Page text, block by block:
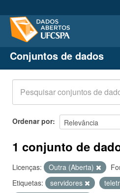
Conjuntos de dados
Organizações
Grupos
Sobre
Conjuntos de dados
Ordenar por
1 conjunto de
Licenças: Outra (Aberta)
Etiquetas:
servidores